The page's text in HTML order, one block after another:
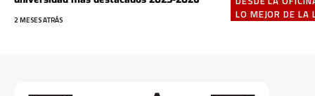
LO MEJOR DE LA
2 MESES ATRÁS